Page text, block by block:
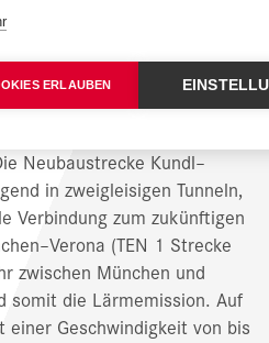
mit der Deutschen
(GU) den Auftrag der
Ausrüstung)
Neubaustrecke Kundl–
in zweigleisigen Tunneln,
Verbindung zum zukünftigen
(TEN 1 Strecke
zwischen München und
somit die Lärmemission. Auf
Geschwindigkeit von bis
ERLAUBEN